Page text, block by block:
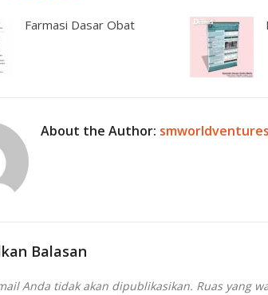
Farmasi Dasar Obat
About the Author: smworldventures
Balasan
Anda tidak akan dipublikasikan. Ruas yang